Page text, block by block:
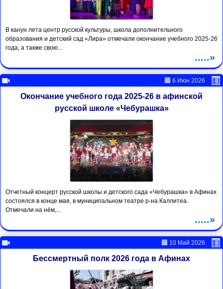
В канун лета центр русской культуры, школа дополнительного
образования и детский сад «Лира» отмечали окончание учебного 2025-26
года, а также свою...
.....»
6 Июн 2026
Окончание учебного года 2025-26 в афинской
русской школе «Чебурашка»
Отчетный концерт русской школы и детского сада «Чебурашка» в Афинах
состоялся в конце мая, в муниципальном театре р-на Каллитеа.
Отмечали на нём,...
.....»
10 Май 2026
Бессмертный полк 2026 года в Афинах